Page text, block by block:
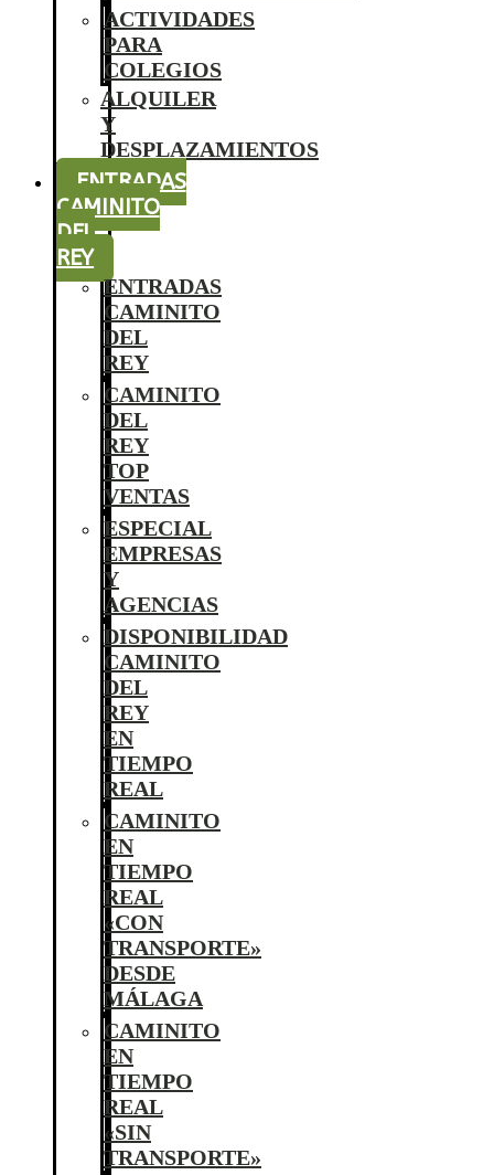
ACTIVIDADES
PARA
COLEGIOS
ALQUILER
Y
DESPLAZAMIENTOS
ENTRADAS
CAMINITO
DEL
REY
ENTRADAS
CAMINITO
DEL
REY
CAMINITO
DEL
REY
TOP
VENTAS
ESPECIAL
EMPRESAS
Y
AGENCIAS
DISPONIBILIDAD
CAMINITO
DEL
REY
EN
TIEMPO
REAL
CAMINITO
EN
TIEMPO
REAL
«CON
TRANSPORTE»
DESDE
MÁLAGA
CAMINITO
EN
TIEMPO
REAL
«SIN
TRANSPORTE»